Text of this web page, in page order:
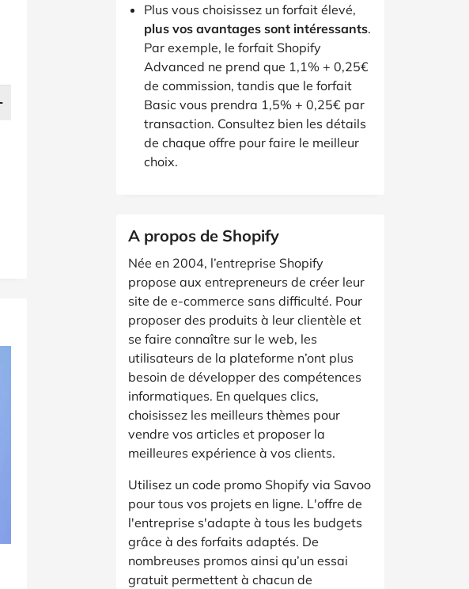
Plus vous choisissez un forfait élevé,
plus vos avantages sont intéressants.
Par exemple, le forfait Shopify
Advanced ne prend que 1,1% + 0,25€
de commission, tandis que le forfait
Basic vous prendra 1,5% + 0,25€ par
transaction. Consultez bien les détails
de chaque offre pour faire le meilleur
choix.
A propos de Shopify
Née en 2004, l’entreprise Shopify
propose aux entrepreneurs de créer leur
site de e-commerce sans difficulté. Pour
proposer des produits à leur clientèle et
se faire connaître sur le web, les
utilisateurs de la plateforme n’ont plus
besoin de développer des compétences
informatiques. En quelques clics,
choisissez les meilleurs thèmes pour
vendre vos articles et proposer la
meilleures expérience à vos clients.
Utilisez un code promo Shopify via Savoo
pour tous vos projets en ligne. L'offre de
l'entreprise s'adapte à tous les budgets
grâce à des forfaits adaptés. De
nombreuses promos ainsi qu’un essai
gratuit permettent à chacun de